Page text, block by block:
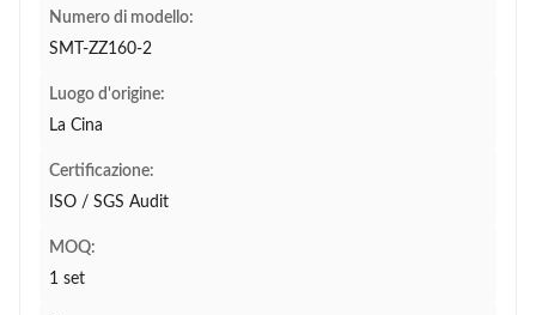
Numero di modello:
SMT-ZZ160-2
Luogo d'origine:
La Cina
Certificazione:
ISO / SGS Audit
MOQ:
1 set